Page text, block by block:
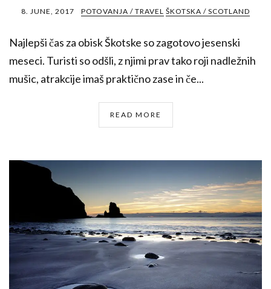
8. JUNE, 2017 POTOVANJA / TRAVEL ŠKOTSKA / SCOTLAND
Najlepši čas za obisk Škotske so zagotovo jesenski
meseci. Turisti so odšli, z njimi prav tako roji nadležnih
mušic, atrakcije imaš praktično zase in če...
READ MORE